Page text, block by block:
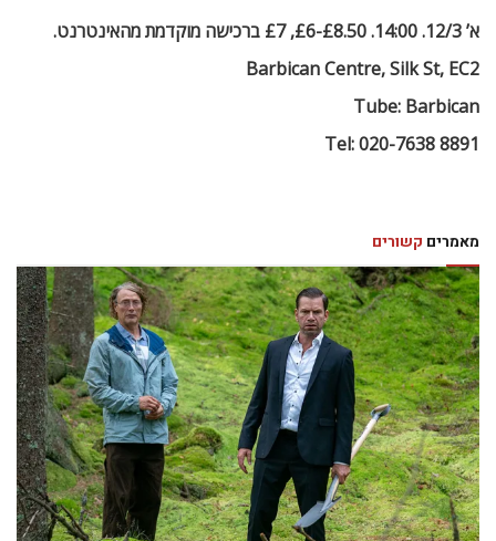
א’ 12/3. 14:00. £8.50-£6, £7 ברכישה מוקדמת מהאינטרנט.
Barbican Centre, Silk St, EC2
Tube: Barbican
Tel: 020-7638 8891
מאמרים קשורים